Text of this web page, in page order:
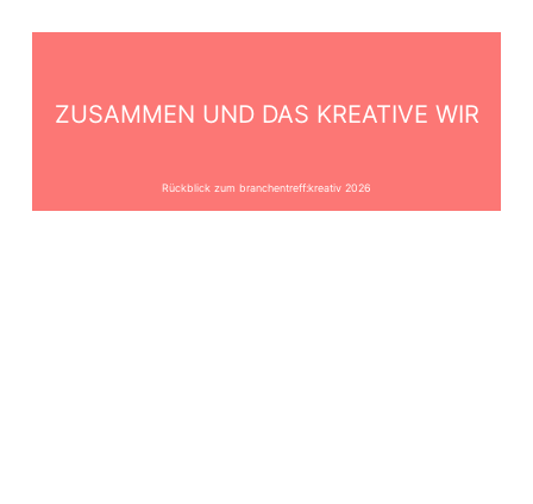
ZUSAMMEN UND DAS KREATIVE WIR
Rückblick zum branchentreff:kreativ 2026